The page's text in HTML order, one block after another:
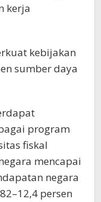
kerja
kebijakan
sumber daya
program
fiskal
mencapai
negara
persen